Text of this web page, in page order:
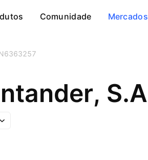
Comunidade Mercados